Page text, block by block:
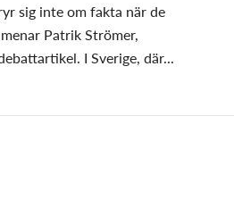
sig inte om fakta när de
Patrik Strömer,
I Sverige, där...